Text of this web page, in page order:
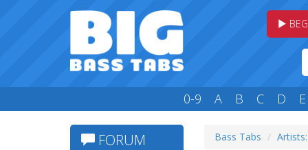
0-9 A B C D E
FORUM Bass Tabs